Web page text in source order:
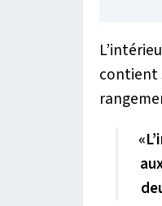
contient
«